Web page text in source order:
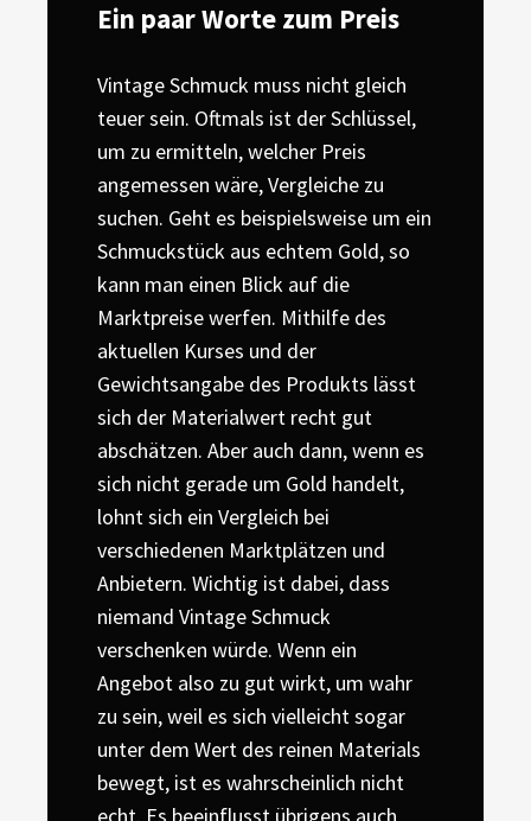
Ein paar Worte zum Preis
Vintage Schmuck muss nicht gleich
teuer sein. Oftmals ist der Schlüssel,
um zu ermitteln, welcher Preis
angemessen wäre, Vergleiche zu
suchen. Geht es beispielsweise um ein
Schmuckstück aus echtem Gold, so
kann man einen Blick auf die
Marktpreise werfen. Mithilfe des
aktuellen Kurses und der
Gewichtsangabe des Produkts lässt
sich der Materialwert recht gut
abschätzen. Aber auch dann, wenn es
sich nicht gerade um Gold handelt,
lohnt sich ein Vergleich bei
verschiedenen Marktplätzen und
Anbietern. Wichtig ist dabei, dass
niemand Vintage Schmuck
verschenken würde. Wenn ein
Angebot also zu gut wirkt, um wahr
zu sein, weil es sich vielleicht sogar
unter dem Wert des reinen Materials
bewegt, ist es wahrscheinlich nicht